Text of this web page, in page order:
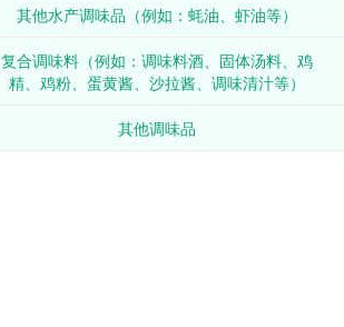
其他水产调味品（例如：蚝油、虾油等）
复合调味料（例如：调味料酒、固体汤料、鸡
精、鸡粉、蛋黄酱、沙拉酱、调味清汁等）
其他调味品